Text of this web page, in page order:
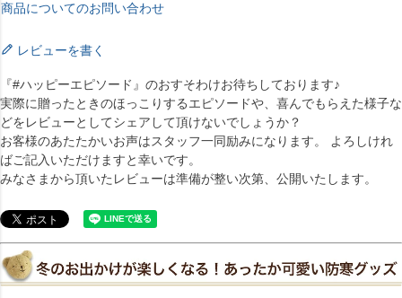
商品についてのお問い合わせ
レビューを書く
『#ハッピーエピソード』のおすそわけお待ちしております♪
実際に贈ったときのほっこりするエピソードや、喜んでもらえた様子な
どをレビューとしてシェアして頂けないでしょうか？
お客様のあたたかいお声はスタッフ一同励みになります。 よろしけれ
ばご記入いただけますと幸いです。
みなさまから頂いたレビューは準備が整い次第、公開いたします。